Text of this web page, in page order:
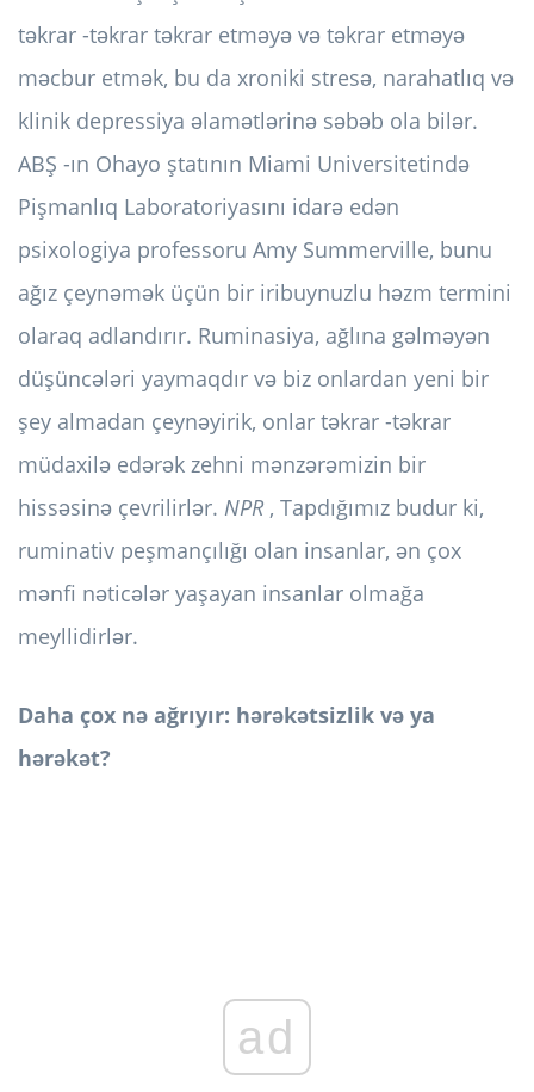
təkrar -təkrar təkrar etməyə və təkrar etməyə
məcbur etmək, bu da xroniki stresə, narahatlıq və
klinik depressiya əlamətlərinə səbəb ola bilər.
ABŞ -ın Ohayo ştatının Miami Universitetində
Pişmanlıq Laboratoriyasını idarə edən
psixologiya professoru Amy Summerville, bunu
ağız çeynəmək üçün bir iribuynuzlu həzm termini
olaraq adlandırır. Ruminasiya, ağlına gəlməyən
düşüncələri yaymaqdır və biz onlardan yeni bir
şey almadan çeynəyirik, onlar təkrar -təkrar
müdaxilə edərək zehni mənzərəmizin bir
hissəsinə çevrilirlər. NPR , Tapdığımız budur ki,
ruminativ peşmançılığı olan insanlar, ən çox
mənfi nəticələr yaşayan insanlar olmağa
meyllidirlər.
Daha çox nə ağrıyır: hərəkətsizlik və ya
hərəkət?
ad